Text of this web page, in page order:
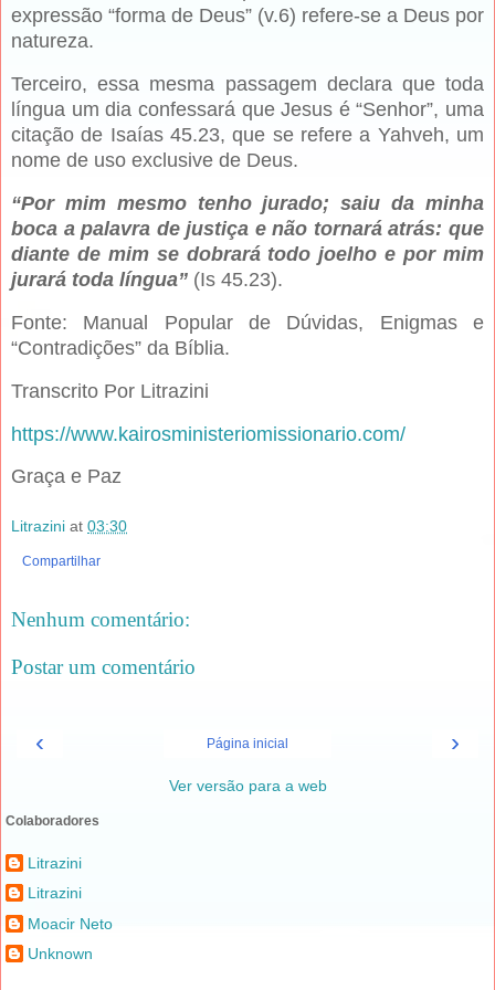
expressão “forma de Deus” (v.6) refere-se a Deus por
natureza.
Terceiro, essa mesma passagem declara que toda
língua um dia confessará que Jesus é “Senhor”, uma
citação de Isaías 45.23, que se refere a Yahveh, um
nome de uso exclusive de Deus.
“Por mim mesmo tenho jurado; saiu da minha
boca a palavra de justiça e não tornará atrás: que
diante de mim se dobrará todo joelho e por mim
jurará toda língua” (Is 45.23).
Fonte: Manual Popular de Dúvidas, Enigmas e
“Contradições” da Bíblia.
Transcrito Por Litrazini
https://www.kairosministeriomissionario.com/
Graça e Paz
Litrazini at 03:30
Compartilhar
Nenhum comentário:
Postar um comentário
‹ ›
Página inicial
Ver versão para a web
Colaboradores
Litrazini
Litrazini
Moacir Neto
Unknown